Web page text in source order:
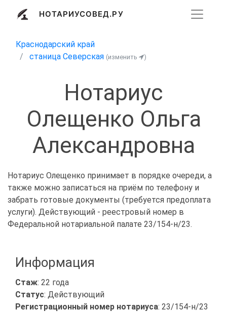
НОТАРИУСОВЕД.РУ
Краснодарский край
станица Северская (изменить )
Нотариус
Олещенко Ольга
Александровна
Нотариус Олещенко принимает в порядке очереди, а
также можно записаться на приём по телефону и
забрать готовые документы (требуется предоплата
услуги). Действующий - реестровый номер в
Федеральной нотариальной палате 23/154-н/23.
Информация
Стаж: 22 года
Статус: Действующий
Регистрационный номер нотариуса: 23/154-н/23